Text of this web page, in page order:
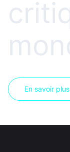
En savoir plus